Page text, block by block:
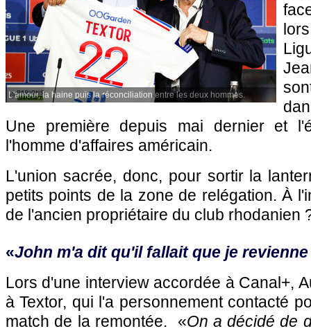
L'amour, la haine puis la réconciliation entre les deux hommes.
Une première depuis mai dernier et
l'homme d'affaires américain.
L'union sacrée, donc, pour sortir la
petits points de la zone de relégation. À
de l'ancien propriétaire du club rhodanien
«John m'a dit qu'il fallait que je
Lors d'une interview accordée à Canal+,
à Textor, qui l'a personnement contacté
match de la remontée. «On a décidé de